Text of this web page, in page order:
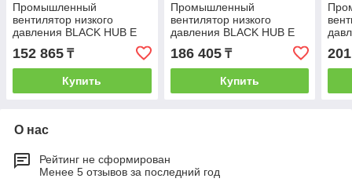
Промышленный
вентилятор низкого
давления BLACK HUB E
152 865 ₸
Купить
Промышленный
вентилятор низкого
давления BLACK HUB E
186 405₸
Купить
О нас
Рейтинг не сформирован
Менее 5 отзывов за последний год